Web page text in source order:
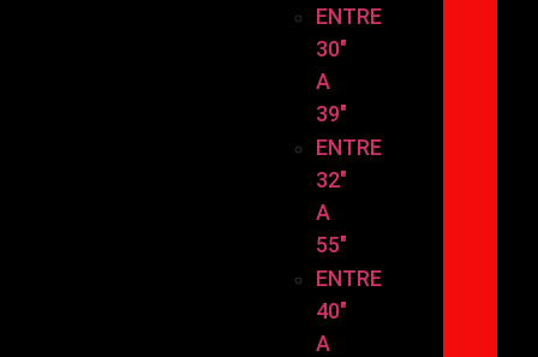
ENTRE
30″
A
39″
ENTRE
32″
A
55″
ENTRE
40″
A